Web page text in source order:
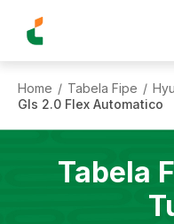
Home / Tabela Fipe /
Gls 2.0 Flex Automatico
Tabela